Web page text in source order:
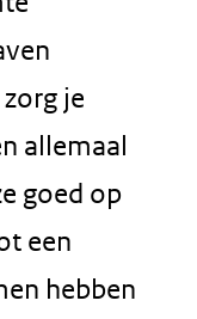
je
allemaal
goed op
een
hebben